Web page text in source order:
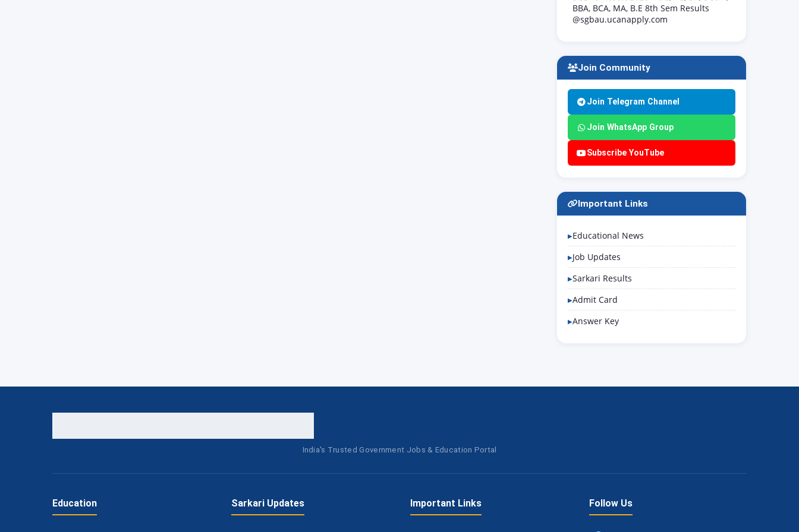
BBA, BCA, MA, B.E 8th Sem Results
@sgbau.ucanapply.com
Join Community
Join Telegram Channel
Join WhatsApp Group
Subscribe YouTube
Important Links
Educational News
Job Updates
Sarkari Results
Admit Card
Answer Key
India's Trusted Government Jobs & Education Portal
Education Sarkari Updates Important Links Follow Us